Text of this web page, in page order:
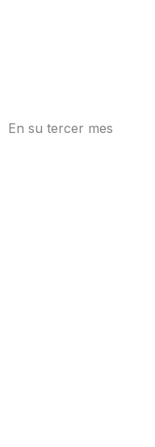
En su tercer mes